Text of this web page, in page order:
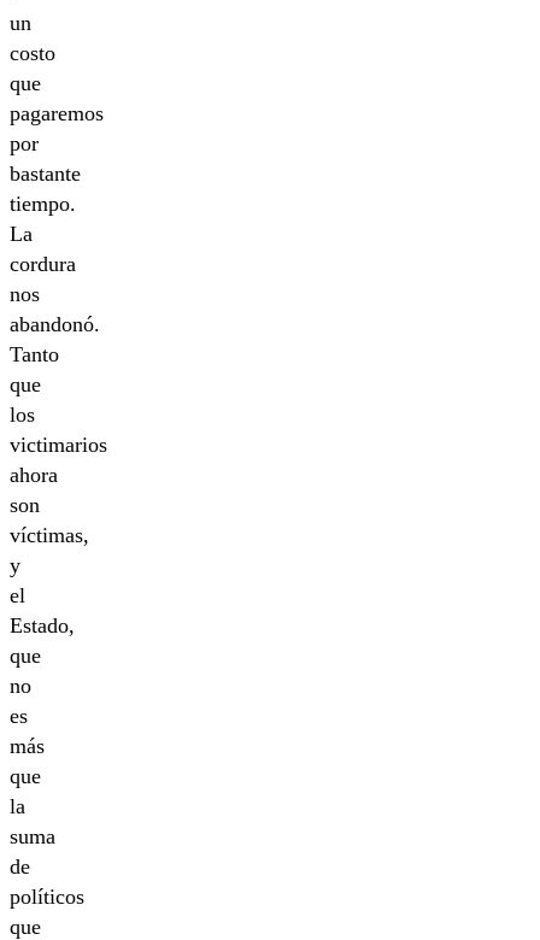
un
costo
que
pagaremos
por
bastante
tiempo.
La
cordura
nos
abandonó.
Tanto
que
los
victimarios
ahora
son
víctimas,
y
el
Estado,
que
no
es
más
que
la
suma
de
políticos
que